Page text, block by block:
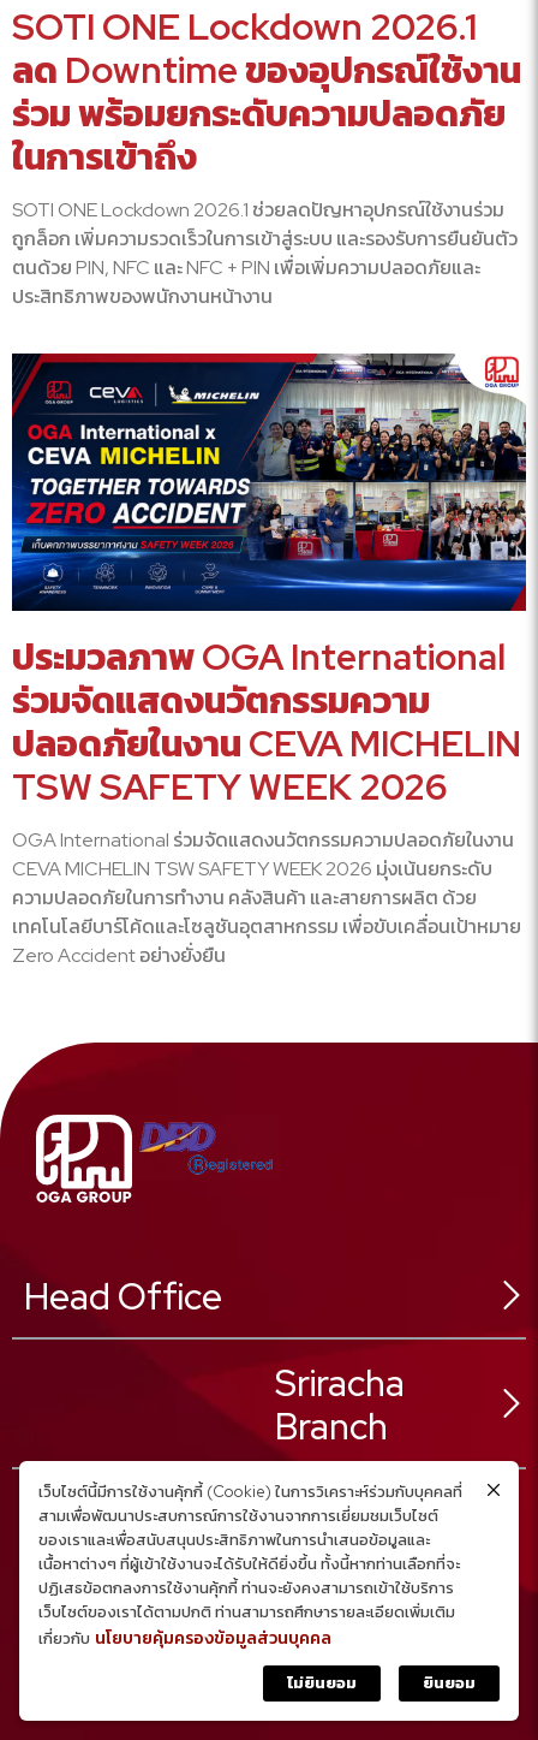
SOTI ONE Lockdown 2026.1
ลด Downtime ของอุปกรณ์ใช้งาน
ร่วม พร้อมยกระดับความปลอดภัย
ในการเข้าถึง
SOTI ONE Lockdown 2026.1 ช่วยลดปัญหาอุปกรณ์ใช้งานร่วม
ถูกล็อก เพิ่มความรวดเร็วในการเข้าสู่ระบบ และรองรับการยืนยันตัว
ตนด้วย PIN, NFC และ NFC + PIN เพื่อเพิ่มความปลอดภัยและ
ประสิทธิภาพของพนักงานหน้างาน
ประมวลภาพ OGA International
ร่วมจัดแสดงนวัตกรรมความ
ปลอดภัยในงาน CEVA MICHELIN
TSW SAFETY WEEK 2026
OGA International ร่วมจัดแสดงนวัตกรรมความปลอดภัยในงาน
CEVA MICHELIN TSW SAFETY WEEK 2026 มุ่งเน้นยกระดับ
ความปลอดภัยในการทำงาน คลังสินค้า และสายการผลิต ด้วย
เทคโนโลยีบาร์โค้ดและโซลูชันอุตสาหกรรม เพื่อขับเคลื่อนเป้าหมาย
Zero Accident อย่างยั่งยืน
Head Office
Ladphrao Sub-District,
Tel :02 025 8888
Fax :02 025 8880
Call Center :02 025 8889
Sriracha
Branch
59/23 Moo.1
Nongkam Sub-District,
Sriracha District,
Chonburi Province
Copyright © 2023
All rights reserved.
เว็บไซต์นี้มีการใช้งานคุ้กกี้ (Cookie) ในการวิเคราะห์ร่วมกับบุคคลที่
สามเพื่อพัฒนาประสบการณ์การใช้งานจากการเยี่ยมชมเว็บไซต์
ของเราและเพื่อสนับสนุนประสิทธิภาพในการนำเสนอข้อมูลและ
เนื้อหาต่างๆ ที่ผู้เข้าใช้งานจะได้รับให้ดียิ่งขึ้น ทั้งนี้หากท่านเลือกที่จะ
ปฏิเสธข้อตกลงการใช้งานคุ้กกี้ ท่านจะยังคงสามารถเข้าใช้บริการ
เว็บไซต์ของเราได้ตามปกติ ท่านสามารถศึกษารายละเอียดเพิ่มเติม
เกี่ยวกับ นโยบายคุ้มครองข้อมูลส่วนบุคคล
ไม่ยินยอม ยินยอม
สอบถามเพิ่มเติม คลิก